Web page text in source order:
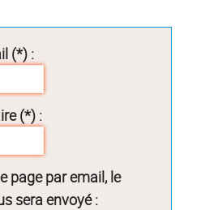
(*) :
(*) :
page par email, le
sera envoyé :